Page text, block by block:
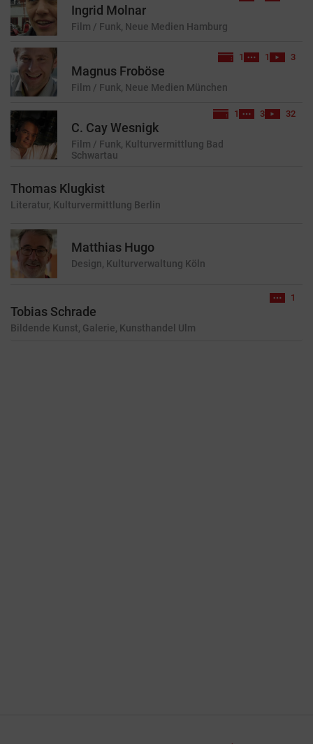
Ingrid Molnar
Film / Funk, Neue Medien Hamburg
Magnus Froböse
Film / Funk, Neue Medien München
1 1 3
C. Cay Wesnigk
Film / Funk, Kulturvermittlung Bad
Schwartau
1 3 32
Thomas Klugkist
Literatur, Kulturvermittlung Berlin
Matthias Hugo
Design, Kulturverwaltung Köln
Tobias Schrade
Bildende Kunst, Galerie, Kunsthandel Ulm
1